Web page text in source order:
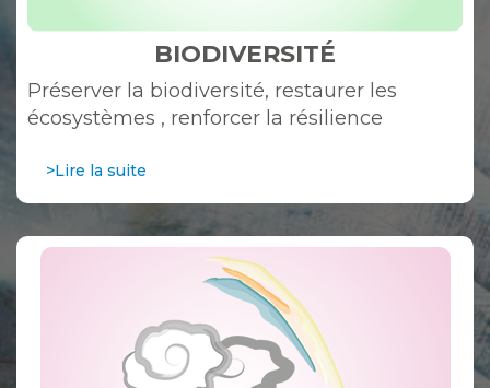
BIODIVERSITÉ
Préserver la biodiversité, restaurer les
écosystèmes , renforcer la résilience
>Lire la suite